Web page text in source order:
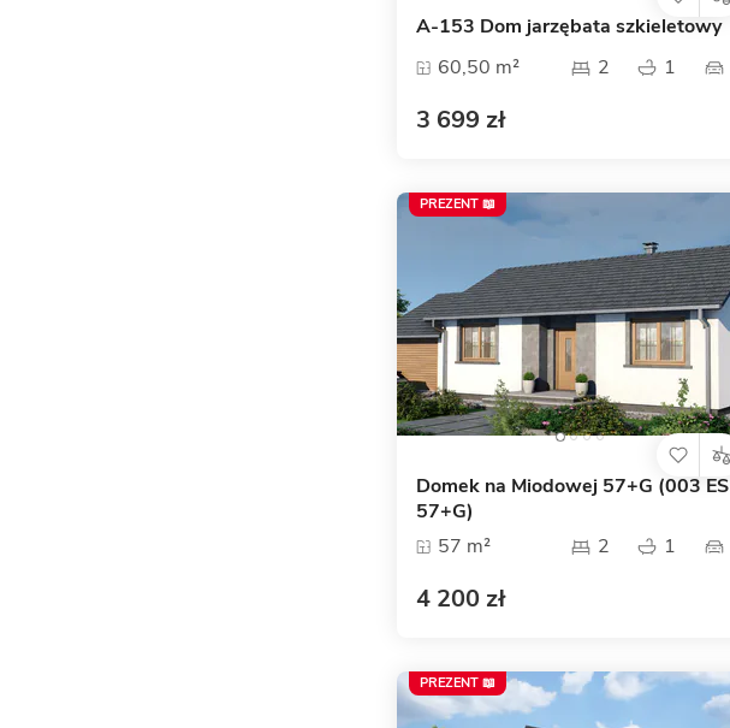
A-153 Dom jarzębata szkieletowy
60,50 m²
2 1
3 699 zł
Domek na Miodowej 57+G (003 ES
57+G)
57 m²
2 1
4 200 zł
PREZENT 📖
PREZENT 📖